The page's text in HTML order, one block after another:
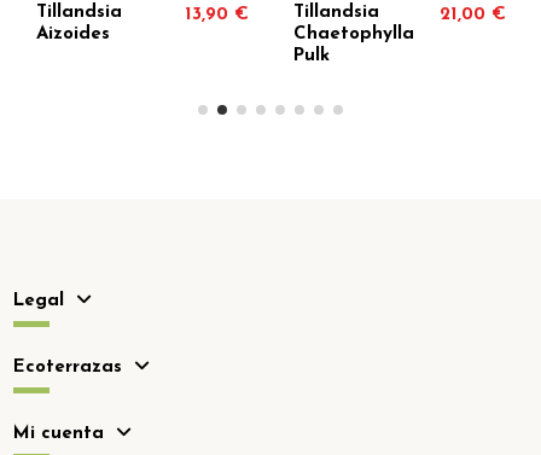
Tillandsia
Aizoides
13,90 €
Tillandsia
Chaetophylla
Pulk
21,00 €
Legal
Ecoterrazas
Mi cuenta